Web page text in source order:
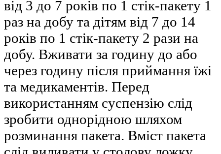
від 3 до 7 років по 1 стік-пакету 1
раз на добу та дітям від 7 до 14
років по 1 стік-пакету 2 рази на
добу. Вживати за годину до або
через годину після приймання їжі
та медикаментів. Перед
використанням суспензію слід
зробити однорідною шляхом
розминання пакета. Вміст пакета